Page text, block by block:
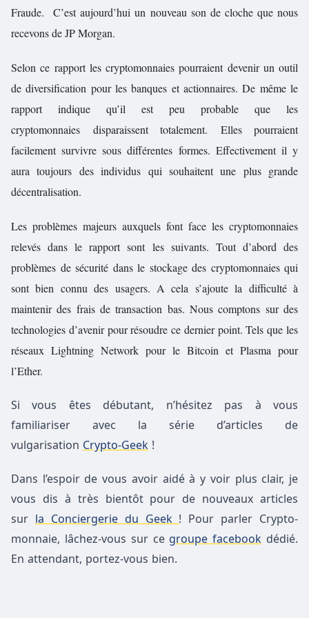
Fraude. C’est aujourd’hui un nouveau son de cloche que nous
recevons de JP Morgan.
Selon ce rapport les cryptomonnaies pourraient devenir un outil
de diversification pour les banques et actionnaires. De même le
rapport indique qu’il est peu probable que les
cryptomonnaies disparaissent totalement.
Elles pourraient
facilement survivre sous différentes formes. Effectivement il y
aura toujours des individus qui souhaitent une plus grande
décentralisation.
Les problèmes majeurs auxquels font face les cryptomonnaies
relevés dans le rapport sont les suivants. Tout d’abord des
problèmes de sécurité dans le stockage des cryptomonnaies qui
sont bien connu des usagers. A cela s’ajoute la difficulté à
maintenir des frais de transaction bas. Nous comptons sur des
technologies d’avenir pour résoudre ce dernier point. Tels que les
réseaux Lightning Network pour le Bitcoin et Plasma pour
l’Ether.
Si vous êtes débutant, n’hésitez pas à vous
familiariser avec la série d’articles de
vulgarisation Crypto-Geek !
Dans l’espoir de vous avoir aidé à y voir plus clair, je
vous dis à très bientôt pour de nouveaux articles
sur la Conciergerie du Geek ! Pour parler Crypto-
monnaie, lâchez-vous sur ce groupe facebook dédié.
En attendant, portez-vous bien.